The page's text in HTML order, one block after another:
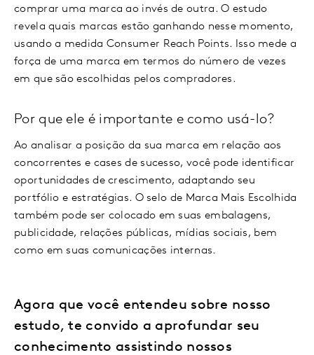
comprar uma marca ao invés de outra. O estudo
revela quais marcas estão ganhando nesse momento,
usando a medida Consumer Reach Points. Isso mede a
força de uma marca em termos do número de vezes
em que são escolhidas pelos compradores.
Por que ele é importante e como usá-lo?
Ao analisar a posição da sua marca em relação aos
concorrentes e cases de sucesso, você pode identificar
oportunidades de crescimento, adaptando seu
portfólio e estratégias. O selo de Marca Mais Escolhida
também pode ser colocado em suas embalagens,
publicidade, relações públicas, mídias sociais, bem
como em suas comunicações internas.
Agora que você entendeu sobre nosso
estudo, te convido a aprofundar seu
conhecimento assistindo nossos